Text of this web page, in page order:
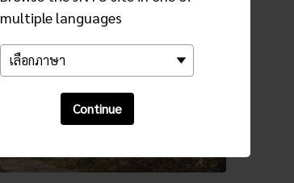
multiple languages
Continue